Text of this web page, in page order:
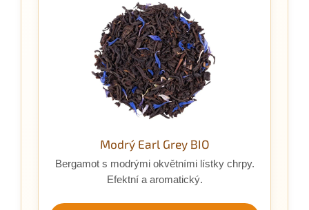
Modrý Earl Grey BIO
Bergamot s modrými okvětními lístky chrpy.
Efektní a aromatický.